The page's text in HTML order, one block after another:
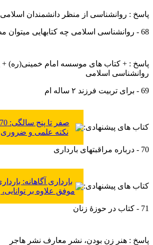
پاسخ : روانشناسی از منظر دانشمندان اسلامی
68 - روانشناسی اسلامی چه کتابهایی میتوان مطالعه کرد؟
پاسخ : + کتاب های موسسه امام خمینی(ره)
روانشناسی اسلامی
69 - برای تربیت فرزند ۲ ساله ام
کتاب های پیشنهادی:
صفر تا پنج سالگی: 70
نکته علمی و ضروری
70 - درباره مراقبتهای بارداری
کتاب های پیشنهادی:
بارداری آگاهانه:
موفق علاوه بر توانایی،
71 - کتاب در حوزۀ زنان
پاسخ : هنر زن بودن، نشر معارف نشر هاجر